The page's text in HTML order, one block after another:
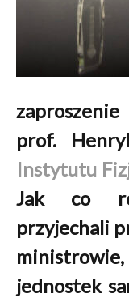
prof.
Instytutu
Jak co
przyjechali p
jednostek